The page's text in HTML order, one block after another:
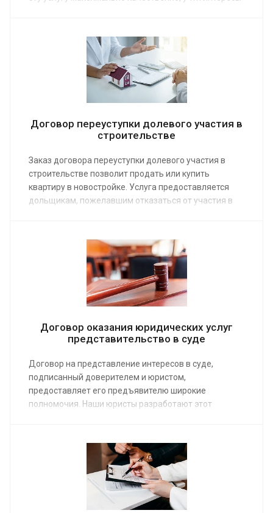
консультация предоставляется после оформления
заказа по телефону или на нашем сайте.
Договор переуступки долевого участия в
строительстве
Заказ договора переуступки долевого участия в
строительстве позволит продать или купить
квартиру в новостройке. Услуга предоставляется
дольщикам, пожелавшим отказаться от участия в
услуги избавит от необходимости самостоятельно
разбираться в тонкостях законодательства,
обезопасит сделку.
Договор оказания юридических услуг
представительство в суде
Договор на представление интересов в суде,
подписанный доверителем и юристом,
предоставляет его предъявителю широкие
полномочия. Наши юристы разработают этот
стоимость работы от 10 000 руб. Сделайте заказ на
сайте или по телефону, и вы получите
положительное решение своего вопроса в
минимальный срок.